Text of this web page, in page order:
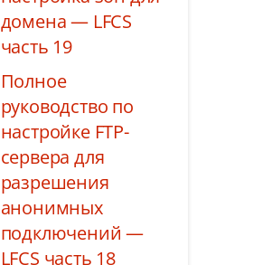
домена — LFCS
часть 19
Полное
руководство по
настройке FTP-
сервера для
разрешения
анонимных
подключений —
LFCS часть 18